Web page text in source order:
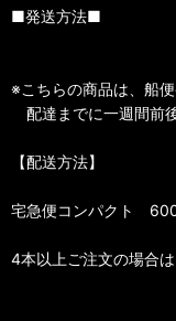
■発送方法■
※こちらの商品は、船便
配達までに一週間前
【配送方法】
宅急便コンパクト
4本以上ご注文の場合